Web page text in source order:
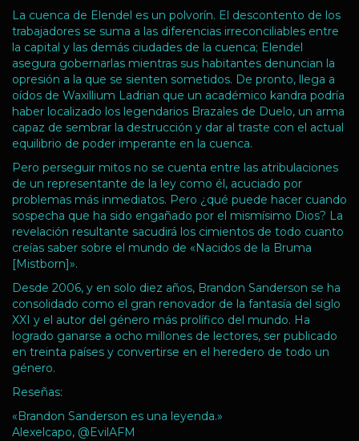
La cuenca de Elendel es un polvorín. El descontento de los
trabajadores se suma a las diferencias irreconciliables entre
la capital y las demás ciudades de la cuenca; Elendel
asegura gobernarlas mientras sus habitantes denuncian la
opresión a la que se sienten sometidos. De pronto, llega a
oídos de Waxillium Ladrian que un académico kandra podría
haber localizado los legendarios Brazales de Duelo, un arma
capaz de sembrar la destrucción y dar al traste con el actual
equilibrio de poder imperante en la cuenca.
Pero perseguir mitos no se cuenta entre las atribulaciones
de un representante de la ley como él, acuciado por
problemas más inmediatos. Pero ¿qué puede hacer cuando
sospecha que ha sido engañado por el mismísimo Dios? La
revelación resultante sacudirá los cimientos de todo cuanto
creías saber sobre el mundo de «Nacidos de la Bruma
[Mistborn]».
Desde 2006, y en solo diez años, Brandon Sanderson se ha
consolidado como el gran renovador de la fantasía del siglo
XXI y el autor del género más prolífico del mundo. Ha
logrado ganarse a ocho millones de lectores, ser publicado
en treinta países y convertirse en el heredero de todo un
género.
Reseñas:
«Brandon Sanderson es una leyenda.»
Alexelcapo, @EvilAFM